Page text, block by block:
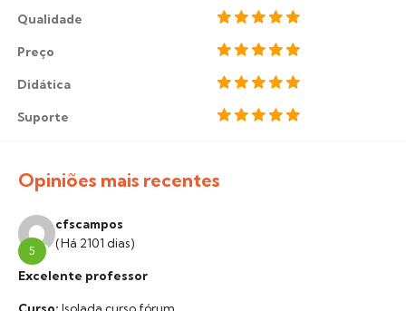
Qualidade
Preço
Didática
Suporte
Opiniões mais recentes
5
cfscampos
(Há 2101 dias)
Excelente professor